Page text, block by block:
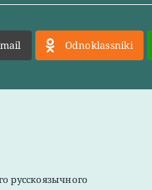
Odnoklassniki
русскоязычного